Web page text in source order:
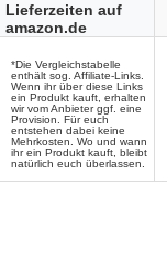
Lieferzeiten auf
amazon.de
*Die Vergleichstabelle
enthält sog. Affiliate-Links.
Wenn ihr über diese Links
ein Produkt kauft, erhalten
wir vom Anbieter ggf. eine
Provision. Für euch
entstehen dabei keine
Mehrkosten. Wo und wann
ihr ein Produkt kauft, bleibt
natürlich euch überlassen.